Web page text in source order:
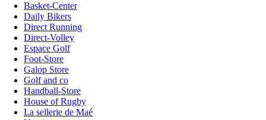
Basket-Center
Daily Bikers
Direct Running
Direct-Volley
Espace Golf
Foot-Store
Galop Store
Golf and co
Handball-Store
House of Rugby
La sellerie de Maé